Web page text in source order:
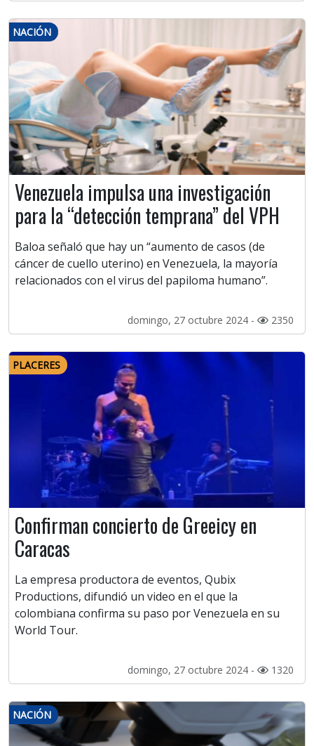
NACIÓN
Venezuela impulsa una investigación
para la “detección temprana” del VPH
Baloa señaló que hay un “aumento de casos (de
cáncer de cuello uterino) en Venezuela, la mayoría
relacionados con el virus del papiloma humano”.
domingo, 27 octubre 2024 - 2350
PLACERES
Confirman concierto de Greeicy en
Caracas
La empresa productora de eventos, Qubix
Productions, difundió un video en el que la
colombiana confirma su paso por Venezuela en su
World Tour.
domingo, 27 octubre 2024 - 1320
NACIÓN